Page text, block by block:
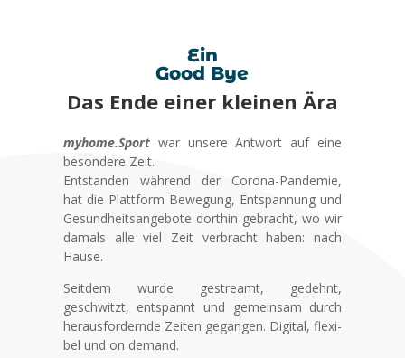
Ein
Good Bye
Das Ende einer klei­nen Ära
myhome.Sportwar unse­re Ant­wort auf eine
beson­de­re Zeit.
Ent­stan­den wäh­rend der Coro­na-Pan­de­mie,
hat die Platt­form Bewe­gung, Ent­span­nung und
Gesund­heits­an­ge­bo­te dort­hin gebracht, wo wir
damals alle viel Zeit ver­bracht haben: nach
Hau­se.
Seit­dem wur­de gestreamt, gedehnt,
geschwitzt, ent­spannt und gemein­sam durch
her­aus­for­dern­de Zei­ten gegan­gen. Digi­tal, fle­xi­
bel und on demand.